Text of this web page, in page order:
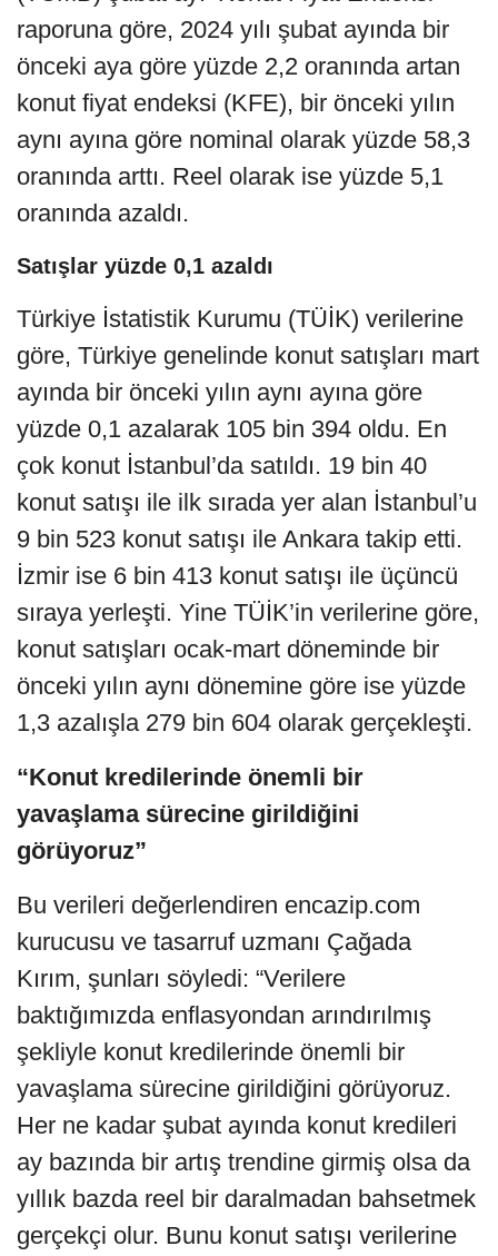
raporuna göre, 2024 yılı şubat ayında bir
önceki aya göre yüzde 2,2 oranında artan
konut fiyat endeksi (KFE), bir önceki yılın
aynı ayına göre nominal olarak yüzde 58,3
oranında arttı. Reel olarak ise yüzde 5,1
oranında azaldı.
Satışlar yüzde 0,1 azaldı
Türkiye İstatistik Kurumu (TÜİK) verilerine
göre, Türkiye genelinde konut satışları mart
ayında bir önceki yılın aynı ayına göre
yüzde 0,1 azalarak 105 bin 394 oldu. En
çok konut İstanbul’da satıldı. 19 bin 40
konut satışı ile ilk sırada yer alan İstanbul’u
9 bin 523 konut satışı ile Ankara takip etti.
İzmir ise 6 bin 413 konut satışı ile üçüncü
sıraya yerleşti. Yine TÜİK’in verilerine göre,
konut satışları ocak-mart döneminde bir
önceki yılın aynı dönemine göre ise yüzde
1,3 azalışla 279 bin 604 olarak gerçekleşti.
“Konut kredilerinde önemli bir
yavaşlama sürecine girildiğini
görüyoruz”
Bu verileri değerlendiren encazip.com
kurucusu ve tasarruf uzmanı Çağada
Kırım, şunları söyledi: “Verilere
baktığımızda enflasyondan arındırılmış
şekliyle konut kredilerinde önemli bir
yavaşlama sürecine girildiğini görüyoruz.
Her ne kadar şubat ayında konut kredileri
ay bazında bir artış trendine girmiş olsa da
yıllık bazda reel bir daralmadan bahsetmek
gerçekçi olur. Bunu konut satışı verilerine